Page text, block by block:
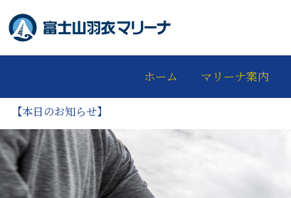
ホーム マリーナ案内
【本日のお知らせ】